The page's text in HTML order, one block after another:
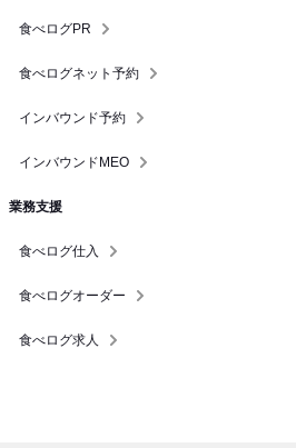
食べログPR
食べログネット予約
インバウンド予約
インバウンドMEO
業務支援
食べログ仕入
食べログオーダー
食べログ求人